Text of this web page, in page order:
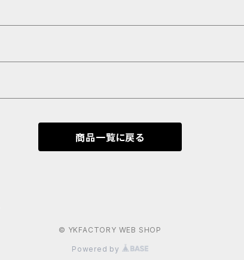
商品一覧に戻る
© YKFACTORY WEB SHOP
Powered by